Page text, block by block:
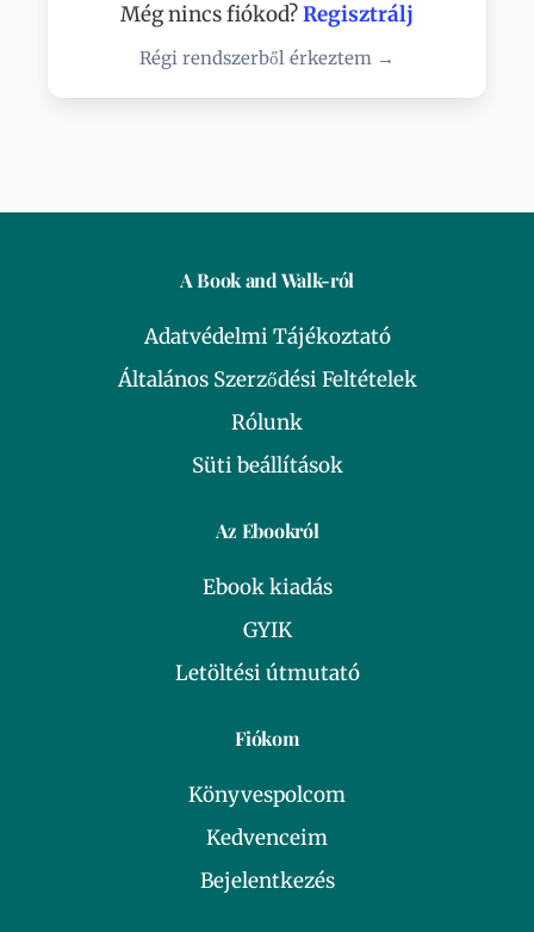
Még nincs fiókod?Regisztrálj
Régi rendszerből érkeztem →
A Book and Walk-ról
Adatvédelmi Tájékoztató
Általános Szerződési Feltételek
Rólunk
Süti beállítások
Az Ebookról
Ebook kiadás
GYIK
Letöltési útmutató
Fiókom
Könyvespolcom
Kedvenceim
Bejelentkezés